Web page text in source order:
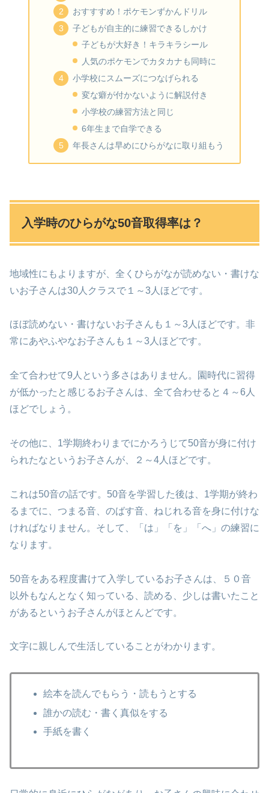
おすすすめ！ポケモンずかんドリル
子どもが自主的に練習できるしかけ
子どもが大好き！キラキラシール
人気のポケモンでカタカナも同時に
小学校にスムーズにつなげられる
変な癖が付かないように解説付き
小学校の練習方法と同じ
6年生まで自学できる
年長さんは早めにひらがなに取り組もう
入学時のひらがな50音取得率は？
地域性にもよりますが、全くひらがなが読めない・書けな
いお子さんは30人クラスで１～3人ほどです。
ほぼ読めない・書けないお子さんも１～3人ほどです。非
常にあやふやなお子さんも１～3人ほどです。
全て合わせて9人という多さはありません。園時代に習得
が低かったと感じるお子さんは、全て合わせると４～6人
ほどでしょう。
その他に、1学期終わりまでにかろうじて50音が身に付け
られたなというお子さんが、２～4人ほどです。
これは50音の話です。50音を学習した後は、1学期が終わ
るまでに、つまる音、のばす音、ねじれる音を身に付けな
ければなりません。そして、「は」「を」「へ」の練習に
なります。
50音をある程度書けて入学しているお子さんは、５０音
以外もなんとなく知っている、読める、少しは書いたこと
があるというお子さんがほとんどです。
文字に親しんで生活していることがわかります。
絵本を読んでもらう・読もうとする
誰かの読む・書く真似をする
手紙を書く